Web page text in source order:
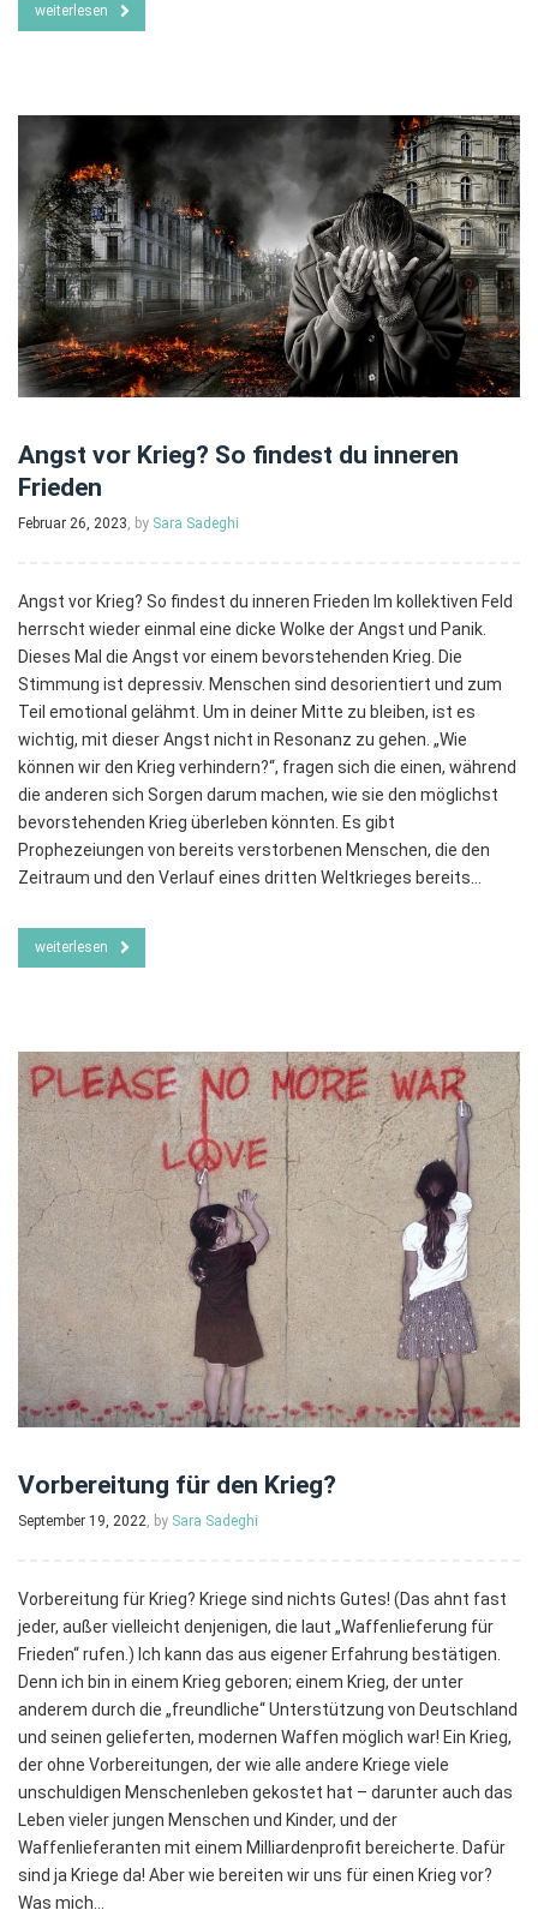
weiterlesen
Angst vor Krieg? So findest du inneren
Frieden
Februar 26, 2023 , by Sara Sadeghi
Angst vor Krieg? So findest du inneren Frieden Im kollektiven Feld
herrscht wieder einmal eine dicke Wolke der Angst und Panik.
Dieses Mal die Angst vor einem bevorstehenden Krieg. Die
Stimmung ist depressiv. Menschen sind desorientiert und zum
Teil emotional gelähmt. Um in deiner Mitte zu bleiben, ist es
wichtig, mit dieser Angst nicht in Resonanz zu gehen. „Wie
können wir den Krieg verhindern?“, fragen sich die einen, während
die anderen sich Sorgen darum machen, wie sie den möglichst
bevorstehenden Krieg überleben könnten. Es gibt
Prophezeiungen von bereits verstorbenen Menschen, die den
Zeitraum und den Verlauf eines dritten Weltkrieges bereits…
weiterlesen
Vorbereitung für den Krieg?
September 19, 2022, by Sara Sadeghi
Vorbereitung für Krieg? Kriege sind nichts Gutes! (Das ahnt fast
jeder, außer vielleicht denjenigen, die laut „Waffenlieferung für
Frieden“ rufen.) Ich kann das aus eigener Erfahrung bestätigen.
Denn ich bin in einem Krieg geboren; einem Krieg, der unter
anderem durch die „freundliche“ Unterstützung von Deutschland
und seinen gelieferten, modernen Waffen möglich war! Ein Krieg,
der ohne Vorbereitungen, der wie alle andere Kriege viele
unschuldigen Menschenleben gekostet hat – darunter auch das
Leben vieler jungen Menschen und Kinder, und der
Waffenlieferanten mit einem Milliardenprofit bereicherte. Dafür
sind ja Kriege da! Aber wie bereiten wir uns für einen Krieg vor?
Was mich…